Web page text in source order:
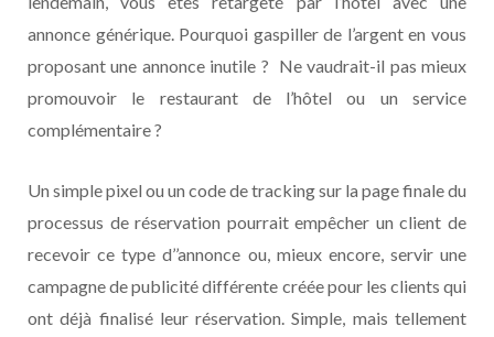
annonce générique. Pourquoi gaspiller de l’argent en vous
proposant une annonce inutile ? Ne vaudrait-il pas mieux
promouvoir le restaurant de l’hôtel ou un service
complémentaire ?
Un simple pixel ou un code de tracking sur la page finale du
processus de réservation pourrait empêcher un client de
recevoir ce type d’’annonce ou, mieux encore, servir une
campagne de publicité différente créée pour les clients qui
ont déjà finalisé leur réservation. Simple, mais tellement